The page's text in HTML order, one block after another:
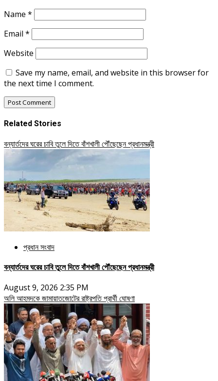
Name *
Email *
Website
Save my name, email, and website in this browser for
the next time I comment.
Related Stories
বন্যার্তদের ঘরের চাবি তুলে দিতে বাঁশখালী পৌঁছেছেন প্রধানমন্ত্রী
প্রধান সংবাদ
বন্যার্তদের ঘরের চাবি তুলে দিতে বাঁশখালী পৌঁছেছেন প্রধানমন্ত্রী
August 9, 2026 2:35 PM
অলি আহমদকে জামায়াতজোটের রাষ্ট্রপতি প্রার্থী ঘোষণা